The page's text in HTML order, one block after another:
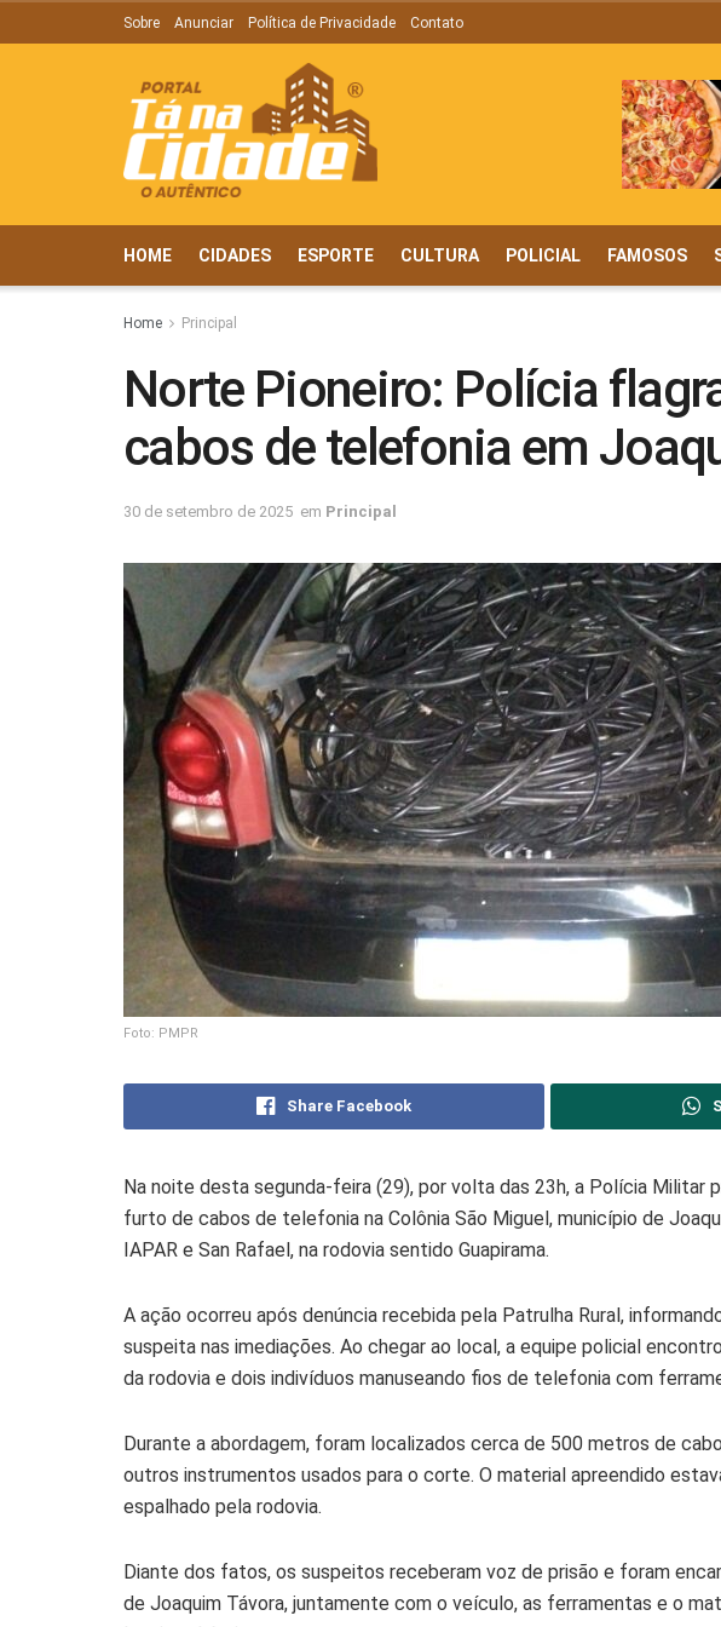
Sobre Anunciar Política de Privacidade Contato
HOME CIDADES ESPORTE CULTURA POLICIAL FAMOSOS
Home Principal
Norte Pioneiro: Polícia
cabos de telefonia em
30 de setembro de 2025 em Principal
Foto: PMPR
Share Facebook
Na noite desta segunda-feira (29), por volta das 23h, a Polícia Militar
furto de cabos de telefonia na Colônia São Miguel, município de
IAPAR e San Rafael, na rodovia sentido Guapirama.
A ação ocorreu após denúncia recebida pela Patrulha Rural,
suspeita nas imediações. Ao chegar ao local, a equipe policial
da rodovia e dois indivíduos manuseando fios de telefonia com
Durante a abordagem, foram localizados cerca de 500 metros de
outros instrumentos usados para o corte. O material apreendido
espalhado pela rodovia.
Diante dos fatos, os suspeitos receberam voz de prisão e foram
de Joaquim Távora, juntamente com o veículo, as ferramentas e o